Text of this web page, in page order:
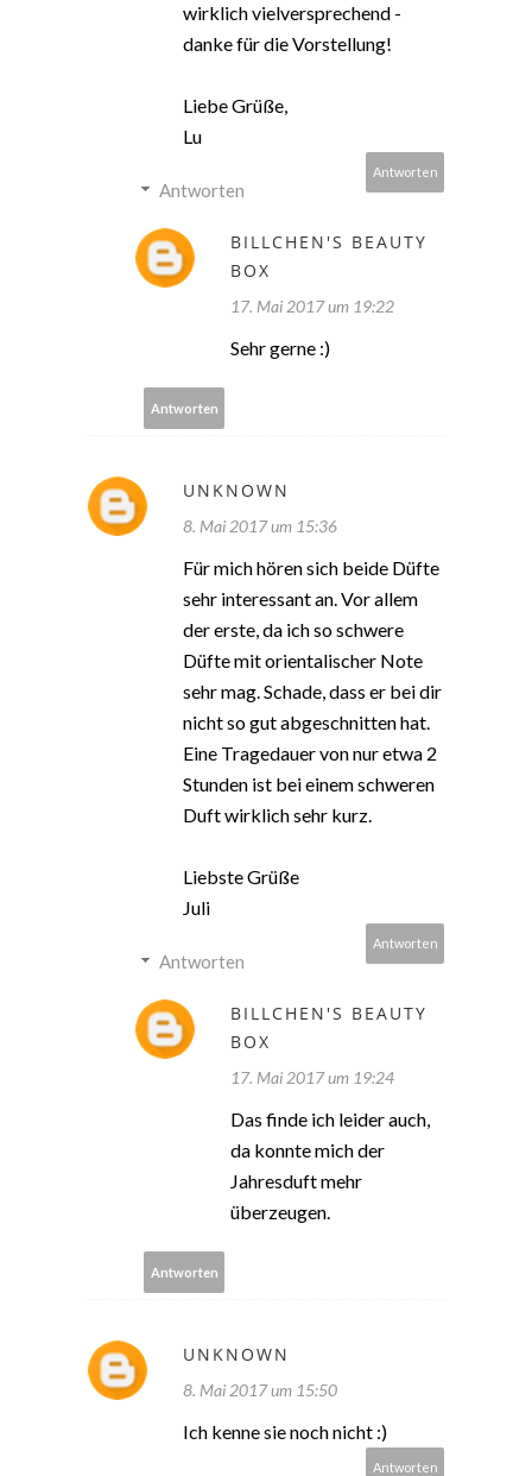
wirklich vielversprechend -
danke für die Vorstellung!
Liebe Grüße,
Lu
Antworten
Antworten
BILLCHEN'S BEAUTY
BOX
17. Mai 2017 um 19:22
Sehr gerne :)
Antworten
UNKNOWN
8. Mai 2017 um 15:36
Für mich hören sich beide Düfte
sehr interessant an. Vor allem
der erste, da ich so schwere
Düfte mit orientalischer Note
sehr mag. Schade, dass er bei dir
nicht so gut abgeschnitten hat.
Eine Tragedauer von nur etwa 2
Stunden ist bei einem schweren
Duft wirklich sehr kurz.
Liebste Grüße
Juli
Antworten
Antworten
BILLCHEN'S BEAUTY
BOX
17. Mai 2017 um 19:24
Das finde ich leider auch,
da konnte mich der
Jahresduft mehr
überzeugen.
Antworten
UNKNOWN
8. Mai 2017 um 15:50
Ich kenne sie noch nicht :)
Antworten